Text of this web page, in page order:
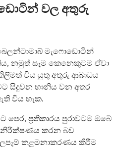
වල අතුරු
මැෆොඩොටින්
නමුත් සෑම කෙනෙකුටම ඒවා
විය යුතු අතුරු ආබාධය
සිදුවන හානිය වන අතර
විය හැක.
පෙර, ප්‍රතිකාරය පුරාවටම ඔබේ
නිරීක්ෂණය කරන බව
කළමනාකරණය කිරීම